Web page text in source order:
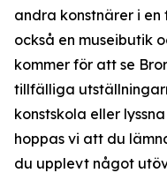
andra konstnärer i
också en museibutik
kommer för att se
tillfälliga
konstskola eller
hoppas vi att du
du upplevt något